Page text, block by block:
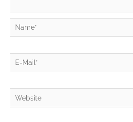
Name*
E-
Mail*
Website